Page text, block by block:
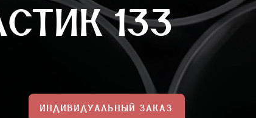
133
ИНДИВИДУАЛЬНЫЙ ЗАКАЗ